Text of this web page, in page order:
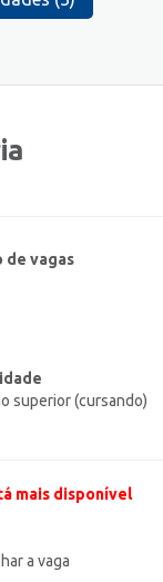
de vagas
superior (cursando)
mais disponível
a vaga